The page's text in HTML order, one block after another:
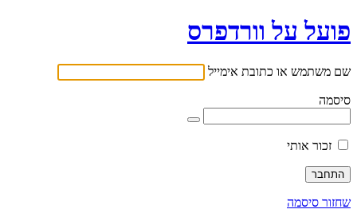
פועל על וורדפרס
שם משתמש או כתובת אימייל
סיסמה
זכור אותי
שחזור סיסמה